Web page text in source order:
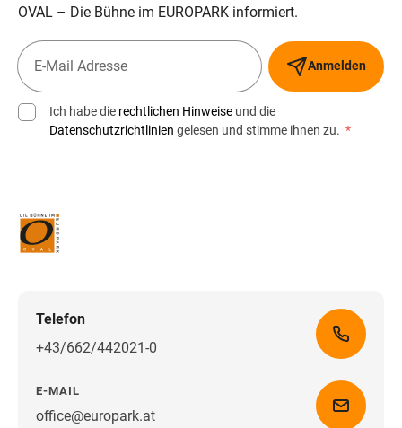
OVAL – Die Bühne im EUROPARK informiert.
Anmelden
Ich habe die rechtlichen Hinweise und die
Datenschutzrichtlinien gelesen und stimme ihnen zu. *
Telefon
+43/662/442021-0
E-MAIL
office@europark.atWegbeschreibung erhalten